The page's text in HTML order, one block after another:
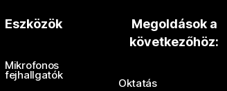
Eszközök
Mikrofonos
fejhallgatók
Megoldások a
következőhöz:
Oktatás